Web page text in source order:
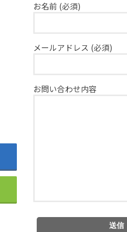
お名前 (必須)
メールアドレス (必須)
お問い合わせ内容